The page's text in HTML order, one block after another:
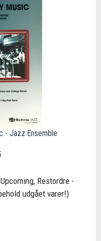
- Jazz Ensemble
Restordre -
udgået varer!)